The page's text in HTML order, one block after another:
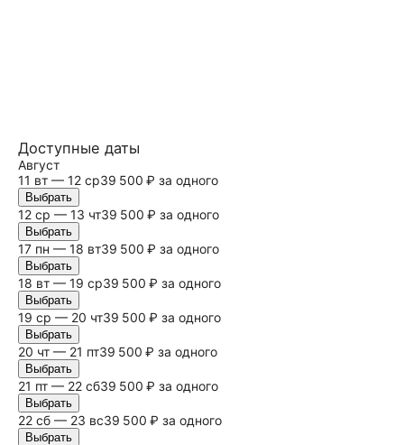
Доступные даты
Август
11 вт — 12 ср39 500 ₽ за одного
Выбрать
12 ср — 13 чт39 500 ₽ за одного
Выбрать
17 пн — 18 вт39 500 ₽ за одного
Выбрать
18 вт — 19 ср39 500 ₽ за одного
Выбрать
19 ср — 20 чт39 500 ₽ за одного
Выбрать
20 чт — 21 пт39 500 ₽ за одного
Выбрать
21 пт — 22 сб39 500 ₽ за одного
Выбрать
22 сб — 23 вс39 500 ₽ за одного
Выбрать